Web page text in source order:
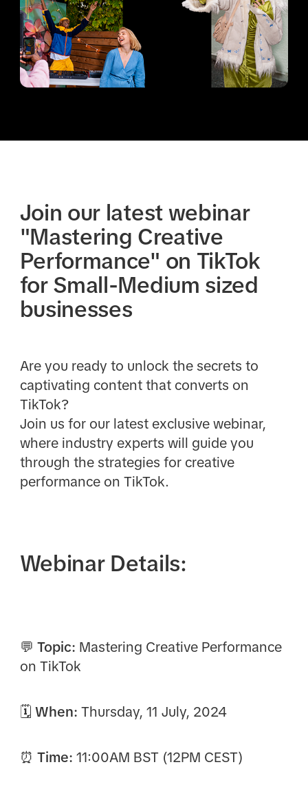
Join our latest webinar
"Mastering Creative
Performance" on TikTok
for Small-Medium sized
businesses
Are you ready to unlock the secrets to
captivating content that converts on
TikTok?
Join us for our latest exclusive webinar,
where industry experts will guide you
through the strategies for creative
performance on TikTok.
Webinar Details:
💬 Topic: Mastering Creative Performance
on TikTok
🗓 When: Thursday, 11 July, 2024
⏰ Time: 11:00AM BST (12PM CEST)